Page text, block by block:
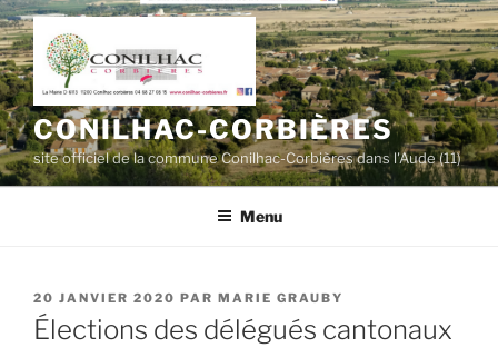
Aller
au
contenu
principal
CONILHAC-CORBIÈRES
site officiel de la commune Conilhac-Corbières dans l'Aude (11)
Menu
PUBLIÉ
LE
20 JANVIER 2020 PAR MARIE GRAUBY
Élections des délégués cantonaux